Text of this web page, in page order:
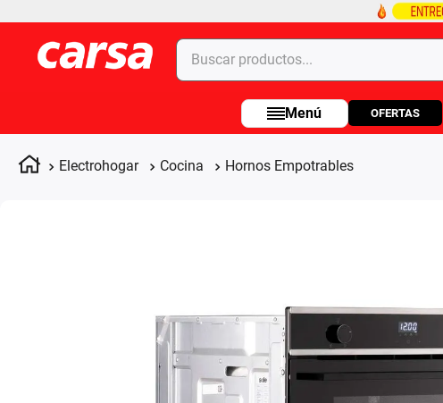
Buscar productos...
OFERTAS
Electrohogar Cocina Hornos Empotrables
Términos más buscados